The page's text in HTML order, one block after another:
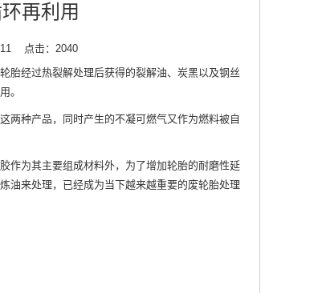
再利用
点击：2040
经过热裂解处理后获得的裂解油、炭黑以及钢丝
。
种产品，同时产生的不凝可燃气又作为燃料被自
为其主要组成材料外，为了增加轮胎的耐磨性延
油来处理，已经成为当下越来越重要的废轮胎处理